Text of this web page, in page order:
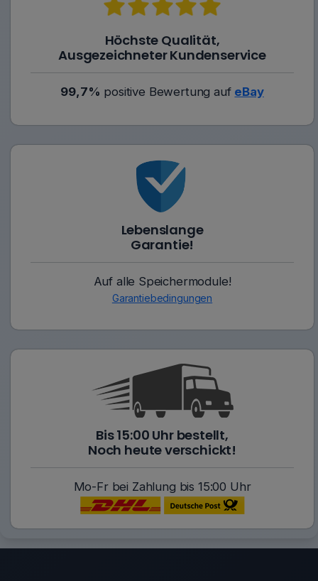
Höchste Qualität,
Ausgezeichneter Kundenservice
99,7% positive Bewertung auf eBay
Lebenslange
Garantie!
Auf alle Speichermodule!
Garantiebedingungen
Bis 15:00 Uhr bestellt,
Noch heute verschickt!
Mo-Fr bei Zahlung bis 15:00 Uhr